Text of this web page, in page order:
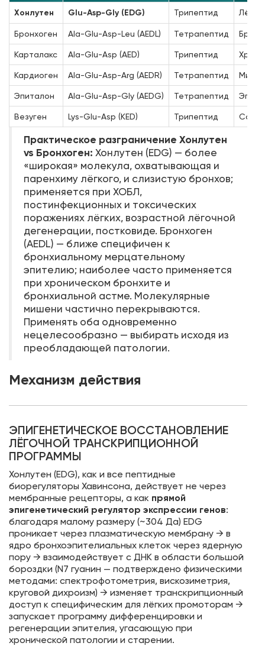
Хонлутен Glu-Asp-Gly (EDG) Трипептид
Бронхоген Ala-Glu-Asp-Leu (AEDL) Тетрапептид
Карталакс Ala-Glu-Asp (AED) Трипептид
Кардиоген Ala-Glu-Asp-Arg (AEDR) Тетрапептид
Эпиталон Ala-Glu-Asp-Gly (AEDG) Тетрапептид
Везуген Lys-Glu-Asp (KED) Трипептид
Практическое разграничение Хонлутен
vs Бронхоген: Хонлутен (EDG) — более
«широкая» молекула, охватывающая и
паренхиму лёгкого, и слизистую бронхов;
применяется при ХОБЛ,
постинфекционных и токсических
поражениях лёгких, возрастной лёгочной
дегенерации, постковиде. Бронхоген
(AEDL) — ближе специфичен к
бронхиальному мерцательному
эпителию; наиболее часто применяется
при хроническом бронхите и
бронхиальной астме. Молекулярные
мишени частично перекрываются.
Применять оба одновременно
нецелесообразно — выбирать исходя из
преобладающей патологии.
Механизм действия
ЭПИГЕНЕТИЧЕСКОЕ ВОССТАНОВЛЕНИЕ
ЛЁГОЧНОЙ ТРАНСКРИПЦИОННОЙ
ПРОГРАММЫ
Хонлутен (EDG), как и все пептидные
биорегуляторы Хавинсона, действует не через
мембранные рецепторы, а как прямой
эпигенетический регулятор экспрессии генов:
благодаря малому размеру (~304 Да) EDG
проникает через плазматическую мембрану → в
ядро бронхоэпителиальных клеток через ядерную
пору → взаимодействует с ДНК в области большой
бороздки (N7 гуанин — подтверждено физическими
методами: спектрофотометрия, вискозиметрия,
круговой дихроизм) → изменяет транскрипционный
доступ к специфическим для лёгких промоторам →
запускает программу дифференцировки и
регенерации эпителия, угасающую при
хронической патологии и старении.